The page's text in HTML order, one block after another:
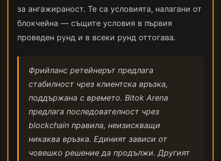
за ангажираност. Те са условията, налагани от
блокчейна — същите условия в първия
проведен рунд и в всеки рунд оттогава.
Фрийланс ретейнерът предлага
стабилност чрез клиентска връзка,
поддържана с времето. Bitok Arena
предлага последователност чрез
blockchain правила, неизискващи
никаква връзка. Единият зависи от
човешко решение да продължи. Другият